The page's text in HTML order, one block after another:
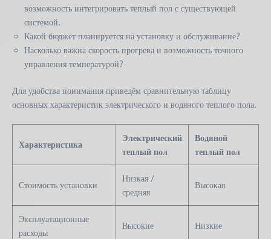
возможность интегрировать теплый пол с существующей
системой.
Какой бюджет планируется на установку и обслуживание?
Насколько важна скорость прогрева и возможность точного
управления температурой?
Для удобства понимания приведём сравнительную таблицу
основных характеристик электрического и водяного теплого пола.
Характеристика
Электрический
теплый пол
Водяной
теплый пол
Стоимость установки
Низкая /
средняя
Высокая
Эксплуатационные
расходы
Высокие Низкие